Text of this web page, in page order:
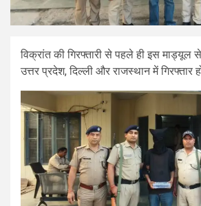
विक्रांत की गिरफ्तारी से पहले ही इस
उत्तर प्रदेश, दिल्ली और राजस्थान में गिरफ्तार